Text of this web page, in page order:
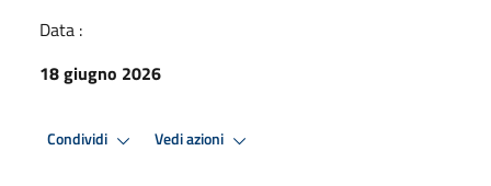
Data :
18 giugno 2026
Condividi Vedi azioni